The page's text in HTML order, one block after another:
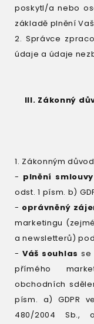
poskytl/a nebo
základě plnění
2. Správce
údaje a údaje
III. Zákonný
1. Zákonným
- plnění smlouvy
odst. 1 písm. b)
- oprávněný
marketingu
a newsletterů)
- Váš souhlas se
přímého
obchodních
písm. a) GDPR
480/2004 Sb.,